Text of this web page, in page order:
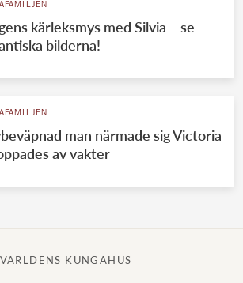
kärleksmys med Silvia – se
bilderna!
man närmade sig Victoria
av vakter
VÄRLDENS KUNGAHUS